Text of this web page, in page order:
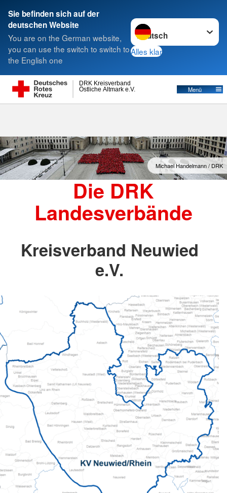
Sie befinden sich auf der
deutschen Website
You are on the German website,
you can use the switch to switch to
the English one
Sprache wechseln zu
Alles klar
Östliche Altmark e.V.
DRK Kreisverband
Menü
Suche
Landesverbände
Michael Handelmann / DRK
Die DRK
Landesverbände
Kreisverband Neuwied
e.V.